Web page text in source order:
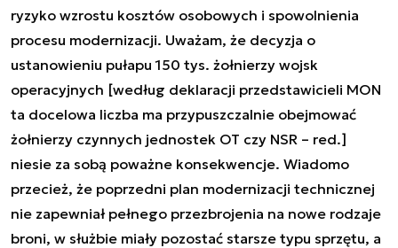
ryzyko wzrostu kosztów osobowych i spowolnienia
procesu modernizacji. Uważam, że decyzja o
ustanowieniu pułapu 150 tys. żołnierzy wojsk
operacyjnych [według deklaracji przedstawicieli MON
ta docelowa liczba ma przypuszczalnie obejmować
żołnierzy czynnych jednostek OT czy NSR – red.]
niesie za sobą poważne konsekwencje. Wiadomo
przecież, że poprzedni plan modernizacji technicznej
nie zapewniał pełnego przezbrojenia na nowe rodzaje
broni, w służbie miały pozostać starsze typu sprzętu, a